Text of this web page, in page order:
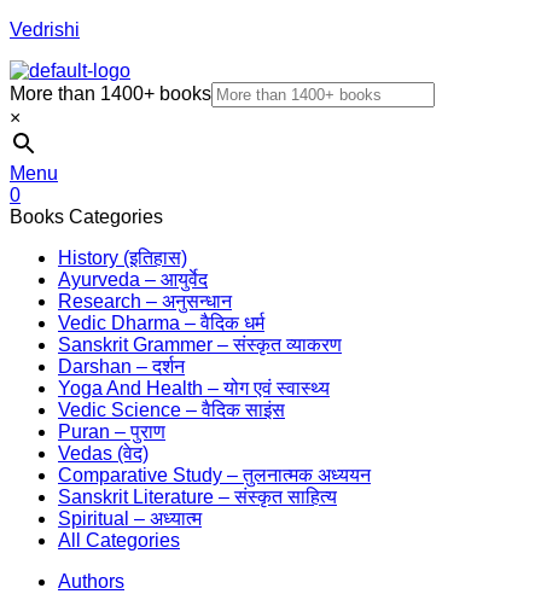
Vedrishi
More than 1400+ books
×
Menu
0
Books Categories
History (इतिहास)
Ayurveda – आयुर्वेद
Research – अनुसन्धान
Vedic Dharma – वैदिक धर्म
Sanskrit Grammer – संस्कृत व्याकरण
Darshan – दर्शन
Yoga And Health – योग एवं स्वास्थ्य
Vedic Science – वैदिक साइंस
Puran – पुराण
Vedas (वेद)
Comparative Study – तुलनात्मक अध्ययन
Sanskrit Literature – संस्कृत साहित्य
Spiritual – अध्यात्म
All Categories
Authors